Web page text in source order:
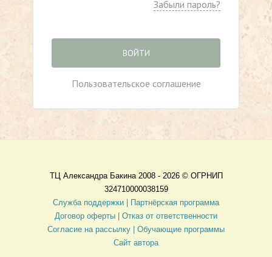
Забыли пароль?
ВОЙТИ
Пользовательское соглашение
ТЦ Александра Бакина 2008 - 2026 © ОГРНИП
324710000038159
Служба поддержки |
Партнёрская программа
Договор оферты
| Отказ от ответственности
Согласие на рассылку | Обучающие программы
Сайт автора